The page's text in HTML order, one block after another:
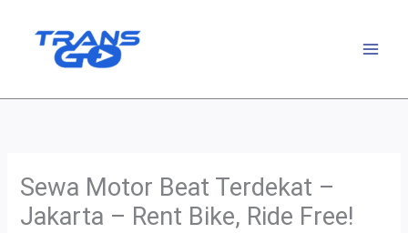
Sewa Motor Beat Terdekat –
Jakarta – Rent Bike, Ride Free!